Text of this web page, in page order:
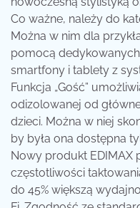
Co ważne, należy do
Można w nim dla
pomocą
smartfony i tablety z
Funkcja „Gość”
odizolowanej od
dzieci. Można w niej
by była ona dostępna
Nowy produkt EDIMAX
częstotliwości
do 45% większą